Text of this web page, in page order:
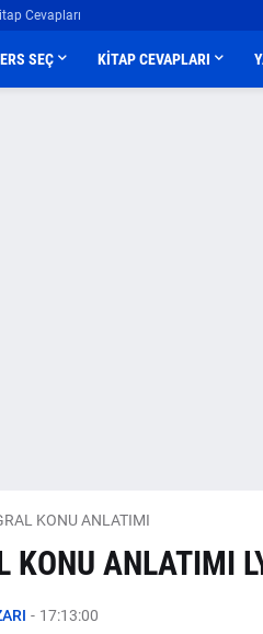
Cevapları
SEÇ KİTAP CEVAPLARI
KONU ANLATIMI
KONU ANLATIMI
- 17:13:00